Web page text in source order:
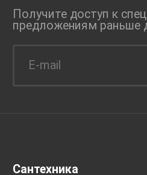
Получите доступ к
предложениям раньше
Сантехника